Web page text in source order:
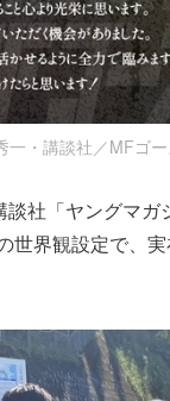
一・講談社／MFゴ
社「ヤングマ
世界観設定で、